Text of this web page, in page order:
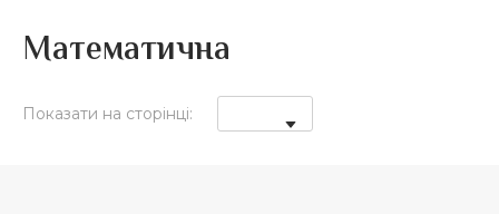
Математична
Показати на сторінці: